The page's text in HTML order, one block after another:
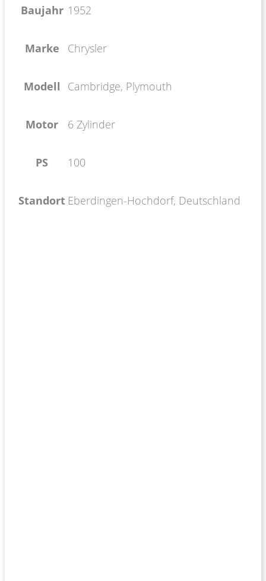
Baujahr 1952
Marke Chrysler
Modell Cambridge, Plymouth
Motor 6 Zylinder
PS 100
Standort Eberdingen-Hochdorf, Deutschland